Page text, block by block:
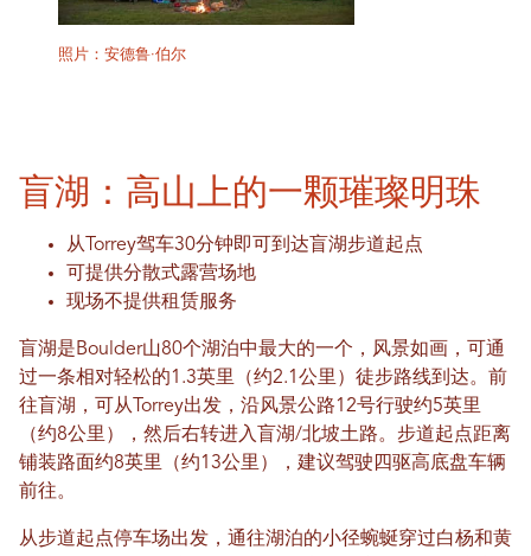
照片：安德鲁·伯尔
盲湖：高山上的一颗璀璨明珠
从Torrey驾车30分钟即可到达盲湖步道起点
可提供分散式露营场地
现场不提供租赁服务
盲湖是Boulder山80个湖泊中最大的一个，风景如画，可通
过一条相对轻松的1.3英里（约2.1公里）徒步路线到达。前
往盲湖，可从Torrey出发，沿风景公路12号行驶约5英里
（约8公里），然后右转进入盲湖/北坡土路。步道起点距离
铺装路面约8英里（约13公里），建议驾驶四驱高底盘车辆
前往。
从步道起点停车场出发，通往湖泊的小径蜿蜒穿过白杨和黄